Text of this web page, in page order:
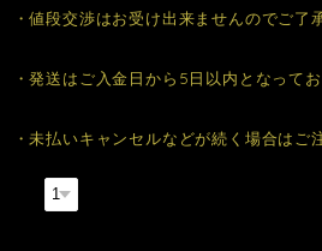
・値段交渉はお受け出来ませんのでご了
・発送はご入金日から5日以内となってお
・未払いキャンセルなどが続く場合はご